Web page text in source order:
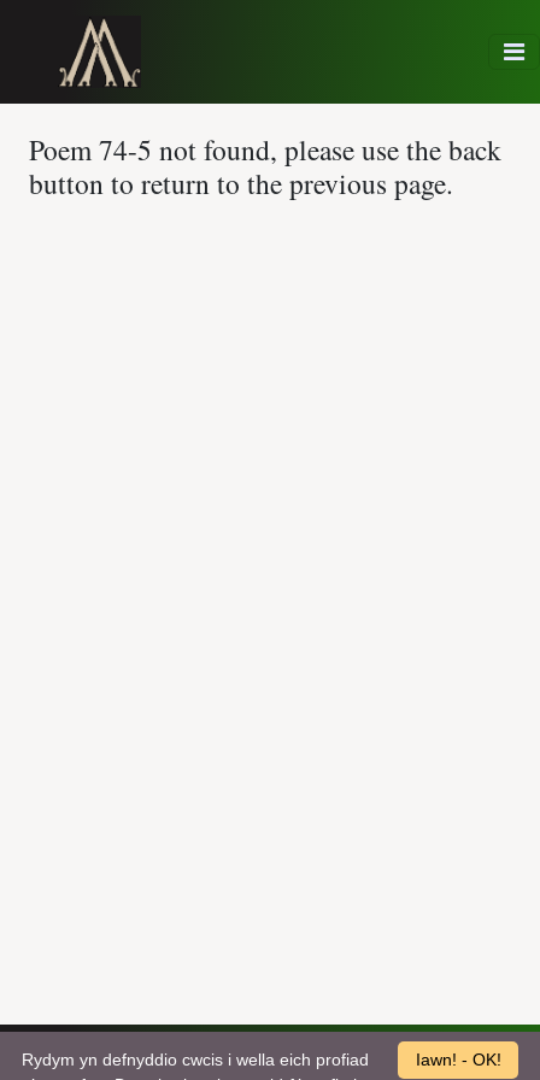
Poem 74-5 not found, please use the back
button to return to the previous page.
Iawn! - OK!
Rydym yn defnyddio cwcis i wella eich profiad